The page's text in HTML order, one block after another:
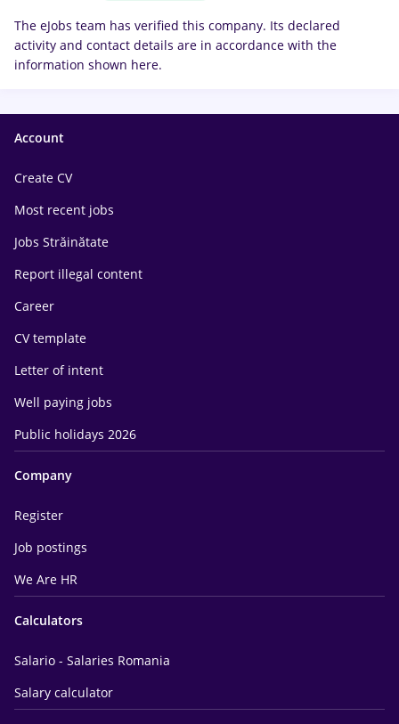
The eJobs team has verified this company. Its declared
activity and contact details are in accordance with the
information shown here.
Account
Create CV
Most recent jobs
Jobs Străinătate
Report illegal content
Career
CV template
Letter of intent
Well paying jobs
Public holidays 2026
Company
Register
Job postings
We Are HR
Calculators
Salario - Salaries Romania
Salary calculator